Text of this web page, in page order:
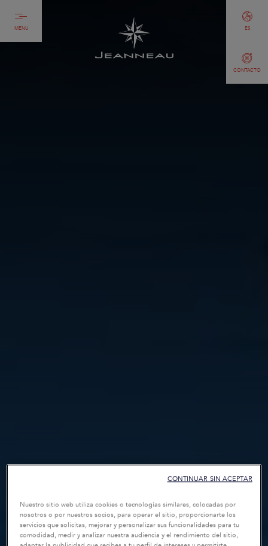
MENU
CONTACTO
ES
Nuestro sitio web utiliza cookies o tecnologías similares, colocadas por
nosotros o por nuestros socios, para operar el sitio, proporcionarte los
servicios que solicitas, mejorar y personalizar sus funcionalidades para tu
comodidad, medir y analizar nuestra audiencia y el rendimiento del sitio,
CONTINUAR SIN ACEPTAR